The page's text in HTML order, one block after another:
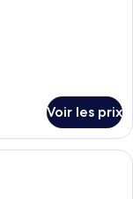
Voir les prix
d’hôtel avec un lit